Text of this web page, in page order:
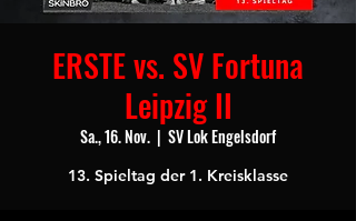
ERSTE vs. SV Fortuna
Leipzig II
Sa., 16. Nov.
  |
SV Lok Engelsdorf
13. Spieltag der 1. Kreisklasse